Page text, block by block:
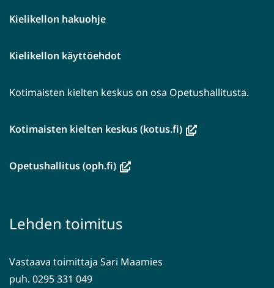
Kielikellon hakuohje
Kielikellon käyttöehdot
Kotimaisten kielten keskus on osa Opetushallitusta.
Kotimaisten kielten keskus (kotus.fi)(avautuu
Opetushallitus (oph.fi)(avautuu
toiseen
Lehden toimitus
Vastaava toimittaja Sari Maamies
puh. 0295 331 049